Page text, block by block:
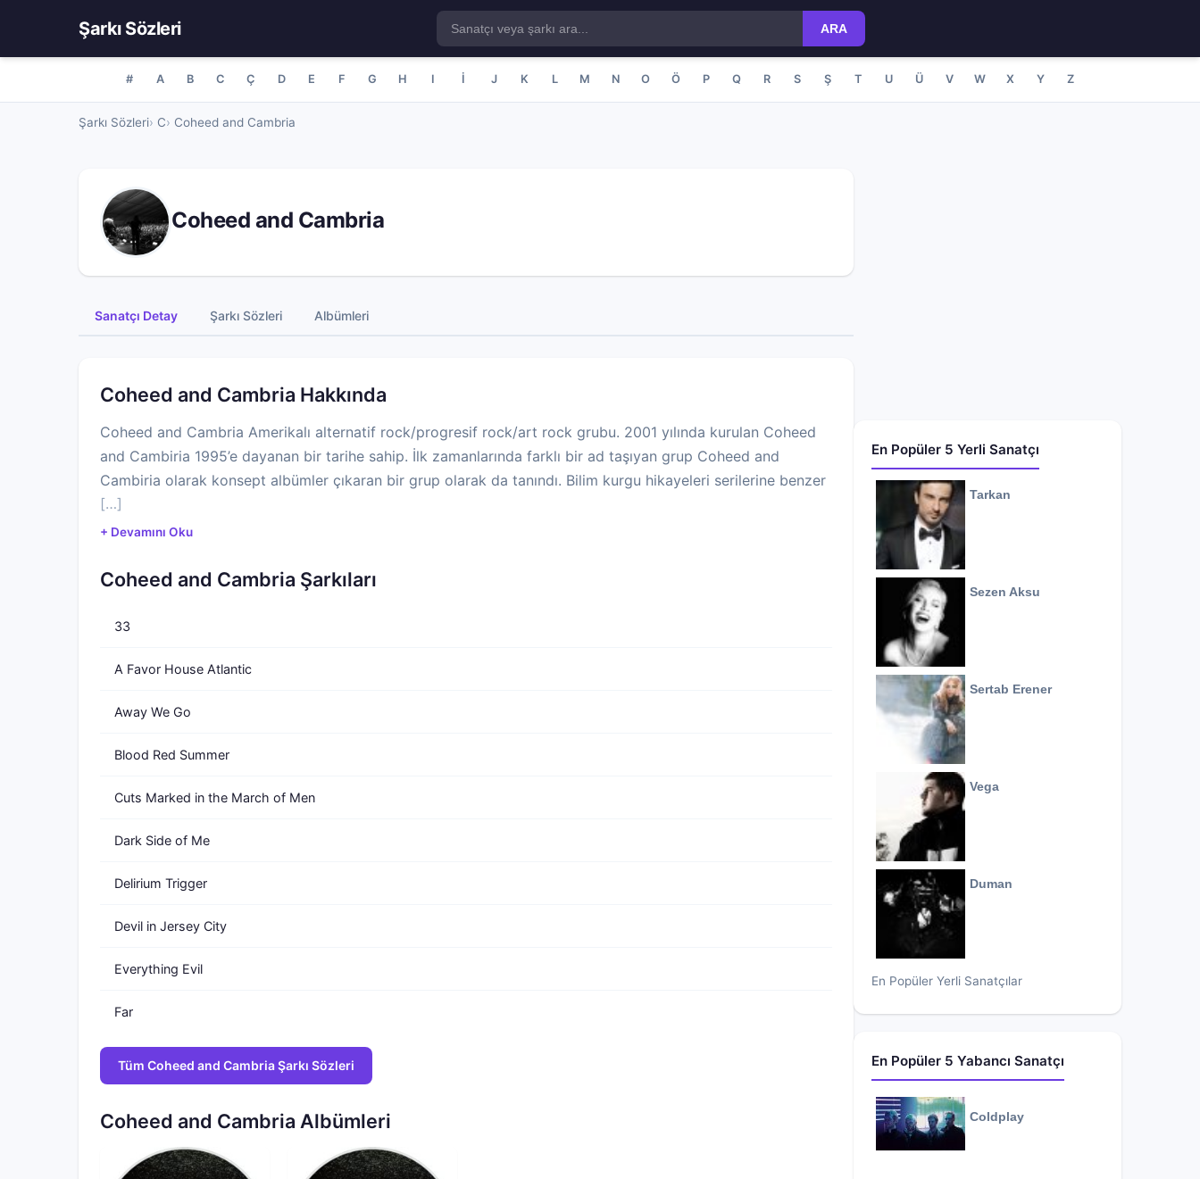
Şarkı Sözleri ARA
# A B C Ç D E F G H I İ J K L M N O Ö P Q R S Ş T U Ü V W X Y Z
Şarkı Sözleri C Coheed and Cambria
Coheed and Cambria
Sanatçı Detay Şarkı Sözleri Albümleri
Coheed and Cambria Hakkında
Coheed and Cambria Amerikalı alternatif rock/progresif rock/art rock grubu. 2001 yılında kurulan Coheed
and Cambiria 1995’e dayanan bir tarihe sahip. İlk zamanlarında farklı bir ad taşıyan grup Coheed and
Cambiria olarak konsept albümler çıkaran bir grup olarak da tanındı. Bilim kurgu hikayeleri serilerine benzer
bir konsept albüm zincirine sahipler, günümüze kadar 6 stüdyo albümü, 2 canlı performans albümü
yayınladılar. Son albümleri 2013 yılında çıktı.
* The Second Stage Turbine Blade (2002)
* Good Apollo, I’m Burning Star IV, Volume One: From Fear Through the Eyes of Madness (2005)
* The Afterman: Ascension (2012)
* The Afterman: Descension (2013)
Grup:
* Travis Stever - gitar, lap steel, vokal
* Josh Eppard - davul ve perküsyon
[…]
+ Devamını Oku
Coheed and Cambria Şarkıları
33
A Favor House Atlantic
Away We Go
Blood Red Summer
Cuts Marked in the March of Men
Dark Side of Me
Delirium Trigger
Devil in Jersey City
Everything Evil
Far
Tüm Coheed and Cambria Şarkı Sözleri
Coheed and Cambria Albümleri
En Popüler 5 Yerli Sanatçı
Tarkan
Sezen Aksu
Sertab Erener
Vega
Duman
En Popüler Yerli Sanatçılar
En Popüler 5 Yabancı Sanatçı
Coldplay